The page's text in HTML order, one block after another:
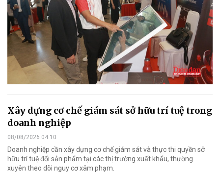
Xây dựng cơ chế giám sát sở hữu trí tuệ trong
doanh nghiệp
08/08/2026 04:10
Doanh nghiệp cần xây dựng cơ chế giám sát và thực thi quyền sở
hữu trí tuệ đối sản phẩm tại các thị trường xuất khẩu, thường
xuyên theo dõi nguy cơ xâm phạm.